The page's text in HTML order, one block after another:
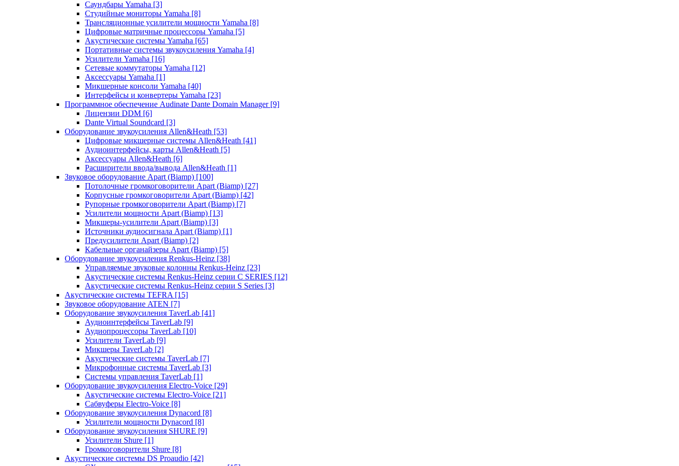
Саундбары Yamaha [3]
Студийные мониторы Yamaha [8]
Трансляционные усилители мощности Yamaha [8]
Цифровые матричные процессоры Yamaha [5]
Акустические системы Yamaha [65]
Портативные системы звукоусиления Yamaha [4]
Усилители Yamaha [16]
Сетевые коммутаторы Yamaha [12]
Аксессуары Yamaha [1]
Микшерные консоли Yamaha [40]
Интерфейсы и конвертеры Yamaha [23]
Программное обеспечение Audinate Dante Domain Manager [9]
Лицензии DDM [6]
Dante Virtual Soundcard [3]
Оборудование звукоусиления Allen&Heath [53]
Цифровые микшерные системы Allen&Heath [41]
Аудиоинтерфейсы, карты Allen&Heath [5]
Аксессуары Allen&Heath [6]
Расширители ввода/вывода Allen&Heath [1]
Звуковое оборудование Apart (Biamp) [100]
Потолочные громкоговорители Apart (Biamp) [27]
Корпусные громкоговорители Apart (Biamp) [42]
Рупорные громкоговорители Apart (Biamp) [7]
Усилители мощности Apart (Biamp) [13]
Микшеры-усилители Apart (Biamp) [3]
Источники аудиосигнала Apart (Biamp) [1]
Предусилители Apart (Biamp) [2]
Кабельные органайзеры Apart (Biamp) [5]
Оборудование звукоусиления Renkus-Heinz [38]
Управляемые звуковые колонны Renkus-Heinz [23]
Акустические системы Renkus-Heinz серии C SERIES [12]
Акустические системы Renkus-Heinz серии S Series [3]
Акустические системы TEFRA [15]
Звуковое оборудование ATEN [7]
Оборудование звукоусиления TaverLab [41]
Аудиоинтерфейсы TaverLab [9]
Аудиопроцессоры TaverLab [10]
Усилители TaverLab [9]
Микшеры TaverLab [2]
Акустические системы TaverLab [7]
Микрофонные системы TaverLab [3]
Системы управления TaverLab [1]
Оборудование звукоусиления Electro-Voice [29]
Акустические системы Electro-Voice [21]
Сабвуферы Electro-Voice [8]
Оборудование звукоусиления Dynacord [8]
Усилители мощности Dynacord [8]
Оборудование звукоусиления SHURE [9]
Усилители Shure [1]
Громкоговорители Shure [8]
Акустические системы DS Proaudio [42]